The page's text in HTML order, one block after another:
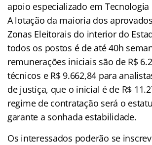
apoio especializado em
A lotação da maioria dos
Zonas Eleitorais do interior do
todos os postos é de até 40h
remunerações iniciais são de R$
técnicos e R$ 9.662,84 para
de justiça, que o inicial é de R$
regime de contratação será o
garante a sonhada estabilidade.
Os interessados poderão se